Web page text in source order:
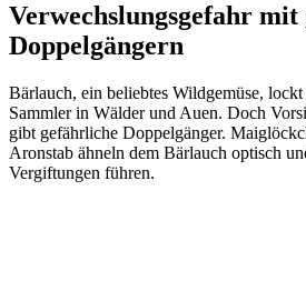
Verwechslungsgefahr
Doppelgängern
Bärlauch, ein beliebtes Wildgemüse,
Sammler in Wälder und Auen. Doch
gibt gefährliche Doppelgänger.
Aronstab ähneln dem Bärlauch optisch
Vergiftungen führen.